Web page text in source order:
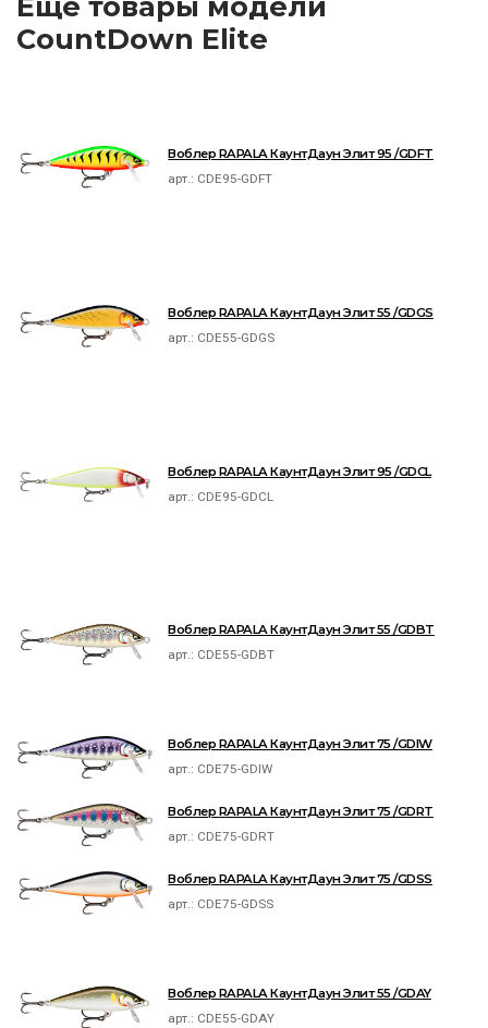
CountDown Elite
Воблер RAPALA КаунтДаун Элит 95 /GDFT
арт.: CDE95-GDFT
Воблер RAPALA КаунтДаун Элит 55 /GDGS
арт.: CDE55-GDGS
Воблер RAPALA КаунтДаун Элит 95 /GDCL
арт.: CDE95-GDCL
Воблер RAPALA КаунтДаун Элит 55 /GDBT
арт.: CDE55-GDBT
Воблер RAPALA КаунтДаун Элит 75 /GDIW
арт.: CDE75-GDIW
Воблер RAPALA КаунтДаун Элит 75 /GDRT
арт.: CDE75-GDRT
Воблер RAPALA КаунтДаун Элит 75 /GDSS
арт.: CDE75-GDSS
Воблер RAPALA КаунтДаун Элит 55 /GDAY
арт.: CDE55-GDAY